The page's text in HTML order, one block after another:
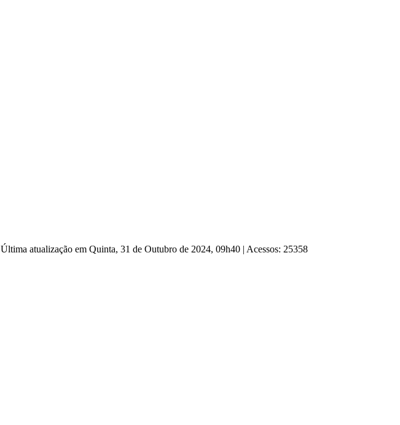
Última atualização em Quinta, 31 de Outubro de 2024, 09h40 | Acessos: 25358